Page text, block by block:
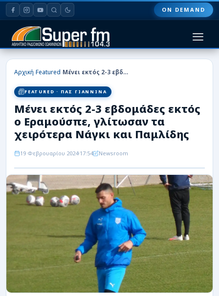
ON DEMAND
HOME
ΠΟΔΟΣΦΑΙΡΟ
ΜΠΑΣΚΕΤ
ΣΠΟΡ
ΕΙΔΗΣΕΙΣ
ΑΡΘΡΟΓΡΑΦΙΕΣ
Αρχική›Featured› Μένει εκτός 2-3 εβδομάδες εκτός ο Εραμούσπε, γλίτωσαν τα χειρότερα Νάγκι και Παμλίδης
FEATURED · ΠΑΣ ΓΙΑΝΝΙΝΑ
Μένει εκτός 2-3 εβδομάδες εκτός
ο Εραμούσπε, γλίτωσαν τα
χειρότερα Νάγκι και Παμλίδης
19 Φεβρουαρίου 2024 17:54 Newsroom